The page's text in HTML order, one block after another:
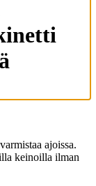
ajoissa.
keinoilla ilman